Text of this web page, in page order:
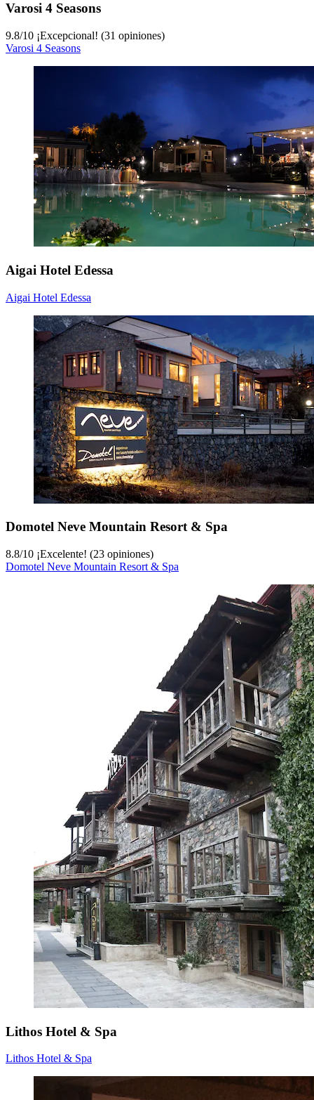
Varosi 4 Seasons
9.8/10 ¡Excepcional! (31 opiniones)
Varosi 4 Seasons
Aigai Hotel Edessa
Aigai Hotel Edessa
Domotel Neve Mountain Resort & Spa
8.8/10 ¡Excelente! (23 opiniones)
Domotel Neve Mountain Resort & Spa
Lithos Hotel & Spa
Lithos Hotel & Spa